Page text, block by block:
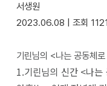
서생원
2023.06.08 |
조회 1121
기린님의 <나는 공동체
1.기린님의 신간 <나는